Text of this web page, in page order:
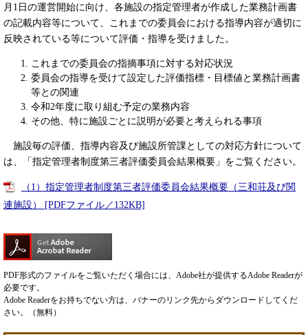
月1日の運営開始に向け、各施設の指定管理者が作成した業務計画書
の記載内容等について、これまでの委員会における指導内容が適切に
反映されている等について評価・指導を受けました。
これまでの委員会の指摘事項に対する対応状況
委員会の指導を受けて設定した評価指標・目標値と業務計画書
等との関連
令和2年度に取り組む予定の業務内容
その他、特に施設ごとに説明が必要と考えられる事項
施設毎の評価、指導内容及び施設所管課としての対応方針について
は、「指定管理者制度第三者評価委員会結果概要」をご覧ください。
（1）指定管理者制度第三者評価委員会結果概要（三和荘及び関
連施設） [PDFファイル／132KB]
PDF形式のファイルをご覧いただく場合には、Adobe社が提供するAdobe Readerが
必要です。
Adobe Readerをお持ちでない方は、バナーのリンク先からダウンロードしてくだ
さい。（無料）